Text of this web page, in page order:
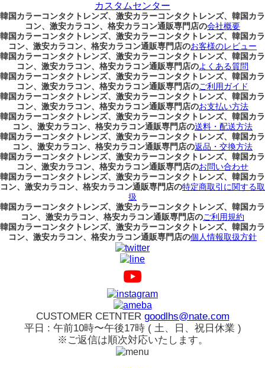
カスタムセンター
韓国カラーコンタクトレンズ、激安カラーコンタクトレンズ、韓国カラ
コン、激安カラコン、格安カラコン通販専門店の会社概要
韓国カラーコンタクトレンズ、激安カラーコンタクトレンズ、韓国カラ
コン、激安カラコン、格安カラコン通販専門店のお客様のレビュー
韓国カラーコンタクトレンズ、激安カラーコンタクトレンズ、韓国カラ
コン、激安カラコン、格安カラコン通販専門店のよくある質問
韓国カラーコンタクトレンズ、激安カラーコンタクトレンズ、韓国カラ
コン、激安カラコン、格安カラコン通販専門店のご利用ガイド
韓国カラーコンタクトレンズ、激安カラーコンタクトレンズ、韓国カラ
コン、激安カラコン、格安カラコン通販専門店のお支払い方法
韓国カラーコンタクトレンズ、激安カラーコンタクトレンズ、韓国カラ
コン、激安カラコン、格安カラコン通販専門店の送料・配送方法
韓国カラーコンタクトレンズ、激安カラーコンタクトレンズ、韓国カラ
コン、激安カラコン、格安カラコン通販専門店の返品・交換方法
韓国カラーコンタクトレンズ、激安カラーコンタクトレンズ、韓国カラ
コン、激安カラコン、格安カラコン通販専門店のお問い合わせ
韓国カラーコンタクトレンズ、激安カラーコンタクトレンズ、韓国カラ
コン、激安カラコン、格安カラコン通販専門店の特定商取引に関する取
扱
韓国カラーコンタクトレンズ、激安カラーコンタクトレンズ、韓国カラ
コン、激安カラコン、格安カラコン通販専門店のご利用規約
韓国カラーコンタクトレンズ、激安カラーコンタクトレンズ、韓国カラ
コン、激安カラコン、格安カラコン通販専門店の個人情報取扱方針
CUSTOMER CETNTER goodlhs@nate.com
平日 : 午前10時〜午後17時 ( 土、日、祝日休業 )
※ご返信は順次対応いたします。